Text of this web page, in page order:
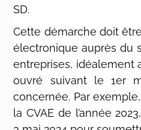
SD.
Cette démarche doit
électronique auprès du
entreprises, idéalement
ouvré suivant le 1er
concernée. Par
la CVAE de l’année